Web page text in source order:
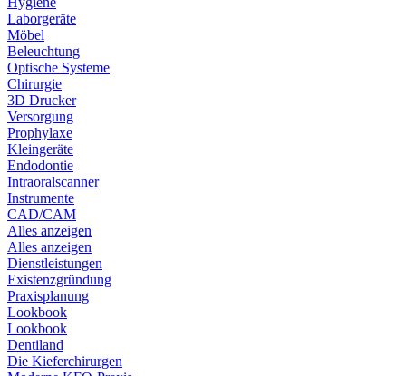
Laborgeräte
Möbel
Beleuchtung
Optische Systeme
Chirurgie
3D Drucker
Versorgung
Prophylaxe
Kleingeräte
Endodontie
Intraoralscanner
Instrumente
CAD/CAM
Alles anzeigen
Alles anzeigen
Dienstleistungen
Existenzgründung
Praxisplanung
Lookbook
Lookbook
Dentiland
Die Kieferchirurgen